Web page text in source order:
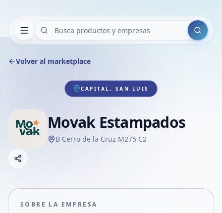
Buscar
Volver al marketplace
CAPITAL, SAN LUIS
Movak Estampados
B Cerro de la Cruz M275 C2
Compartir empresa
SOBRE LA EMPRESA